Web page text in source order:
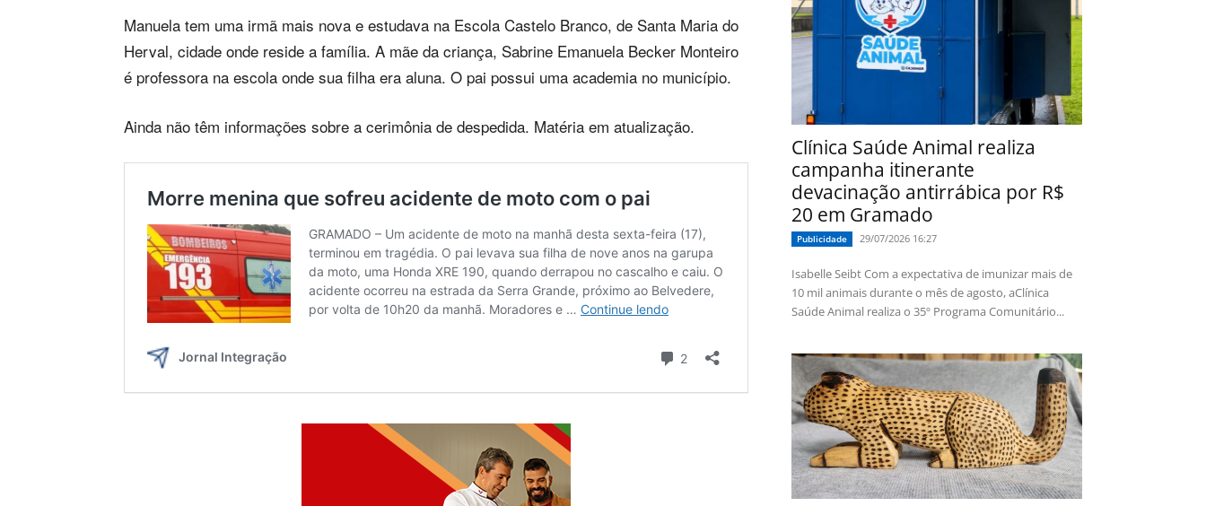
Manuela tem uma irmã mais nova e estudava na Escola Castelo Branco, de Santa Maria do
Herval, cidade onde reside a família. A mãe da criança, Sabrine Emanuela Becker Monteiro
é professora na escola onde sua filha era aluna. O pai possui uma academia no município.
Ainda não têm informações sobre a cerimônia de despedida. Matéria em atualização.
Clínica Saúde Animal realiza
campanha itinerante
devacinação antirrábica por R$
20 em Gramado
Publicidade 29/07/2026 16:27
Isabelle Seibt Com a expectativa de imunizar mais de
10 mil animais durante o mês de agosto, aClínica
Saúde Animal realiza o 35º Programa Comunitário...